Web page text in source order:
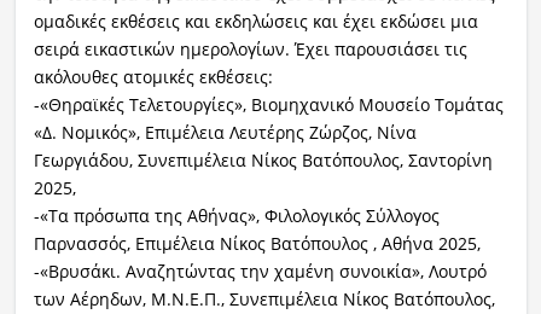
ομαδικές εκθέσεις και εκδηλώσεις και έχει εκδώσει μια
σειρά εικαστικών ημερολογίων. Έχει παρουσιάσει τις
ακόλουθες ατομικές εκθέσεις:
-«Θηραϊκές Τελετουργίες», Βιομηχανικό Μουσείο Τομάτας
«Δ. Νομικός», Επιμέλεια Λευτέρης Ζώρζος, Νίνα
Γεωργιάδου, Συνεπιμέλεια Νίκος Βατόπουλος, Σαντορίνη
2025,
-«Τα πρόσωπα της Αθήνας», Φιλολογικός Σύλλογος
Παρνασσός, Επιμέλεια Νίκος Βατόπουλος , Αθήνα 2025,
-«Βρυσάκι. Αναζητώντας την χαμένη συνοικία», Λουτρό
των Αέρηδων, Μ.Ν.Ε.Π., Συνεπιμέλεια Νίκος Βατόπουλος,